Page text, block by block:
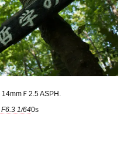
Ｆ2.5 ASPH.
1/640s